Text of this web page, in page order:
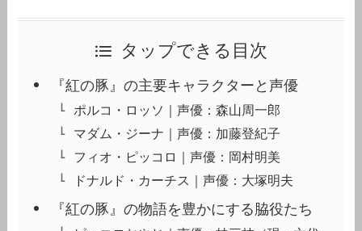
タップできる目次
『紅の豚』の主要キャラクターと声優
ポルコ・ロッソ｜声優：森山周一郎
マダム・ジーナ｜声優：加藤登紀子
フィオ・ピッコロ｜声優：岡村明美
ドナルド・カーチス｜声優：大塚明夫
『紅の豚』の物語を豊かにする脇役たち